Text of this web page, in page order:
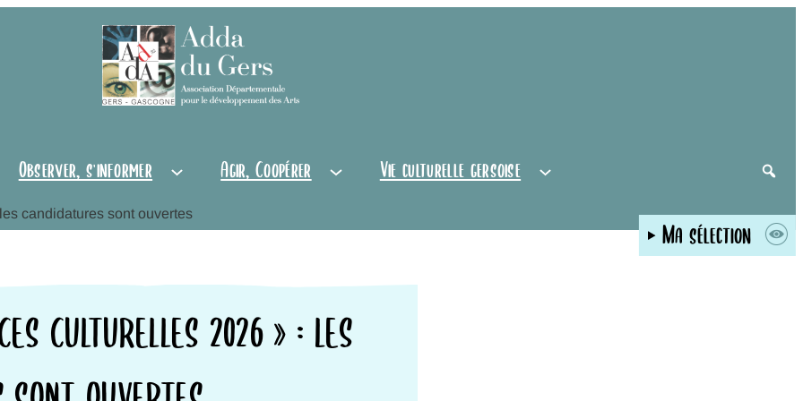
Observer, s'informer Agir, Coopérer Vie culturelle gersoise
candidatures sont ouvertes
Ma sélection
CULTURELLES 2026 » : LES